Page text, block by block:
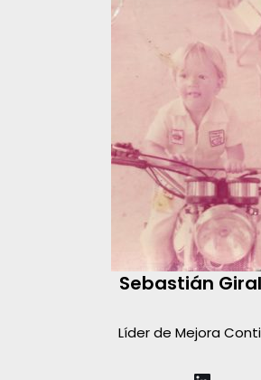
Sebastián
Líder de Mejora